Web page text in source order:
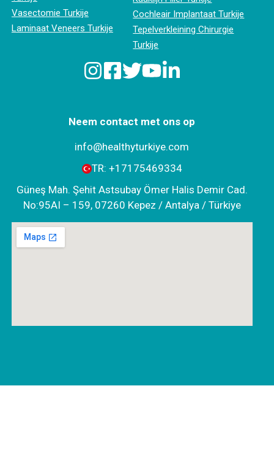
Vasectomie Turkije
Laminaat Veneers Turkije
Cochleair Implantaat Turkije
Tepelverkleining Chirurgie
Turkije
Neem contact met ons op
info@healthyturkiye.com
TR: +‪17175469334‬
Güneş Mah. Şehit Astsubay Ömer Halis Demir Cad.
No:95AI – 159, 07260 Kepez / Antalya / Türkiye